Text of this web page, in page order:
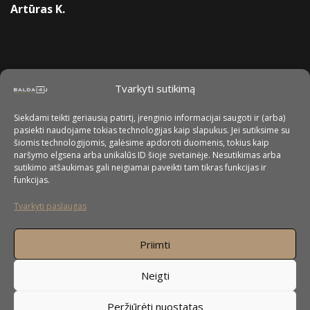
Tvarkyti sutikimą
Siekdami teikti geriausią patirtį, įrenginio informacijai saugoti ir (arba)
pasiekti naudojame tokias technologijas kaip slapukus. Jei sutiksime su
šiomis technologijomis, galėsime apdoroti duomenis, tokius kaip
naršymo elgsena arba unikalūs ID šioje svetainėje. Nesutikimas arba
sutikimo atšaukimas gali neigiamai paveikti tam tikras funkcijas ir
funkcijas.
Tvarkyti paslaugas
Priimti
Neigti
Peržiūrėti nuostatas
Artūras K.